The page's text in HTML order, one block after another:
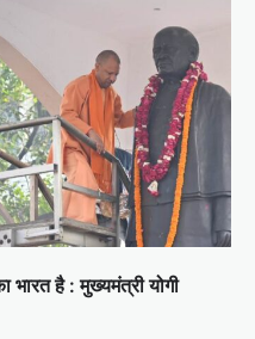
है : मुख्यमंत्री योगी